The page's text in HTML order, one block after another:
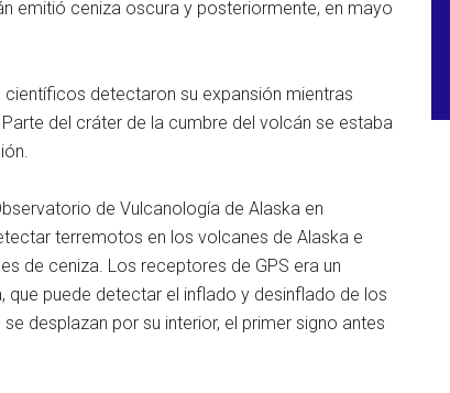
emitió ceniza oscura y posteriormente, en mayo
detectaron su expansión mientras
del cráter de la cumbre del volcán se estaba
de Vulcanología de Alaska en
terremotos en los volcanes de Alaska e
de ceniza. Los receptores de GPS era un
puede detectar el inflado y desinflado de los
desplazan por su interior, el primer signo antes